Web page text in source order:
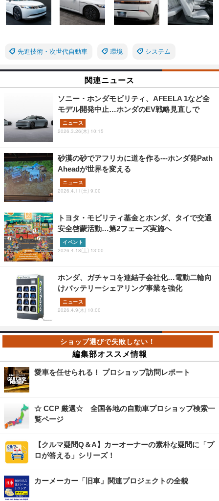
先進技術・次世代自動車 環境 システム
関連ニュース
ソニー・ホンダモビリティ、AFEELA 1など全
モデル開発中止…ホンダのEV戦略見直しで
ニュース
2026.3.26(木) 10:15
砂漠の砂でアフリカに道を作る---ホンダ発Path
Aheadが世界を変える
ニュース
2026.4.11(土) 9:00
トヨタ・モビリティ基金とホンダ、タイで交通
安全啓蒙活動…第2フェーズ実施へ
イベント
2026.4.18(土) 13:00
ホンダ、ガチャコを連結子会社化…電動二輪向
けバッテリーシェアリング事業を強化
ニュース
2026.4.9(木) 10:00
編集部オススメ情報
愛車を任せられる！ プロショップ訪問レポート
☆ CCP 厳選☆ 全国各地の自動車プロショップ検索一
覧ページ
【クルマ疑問Q＆A】カーオーナーの素朴な疑問に「プ
ロが答える」シリーズ！
カーメーカー「旧車」関連プロジェクトの全貌